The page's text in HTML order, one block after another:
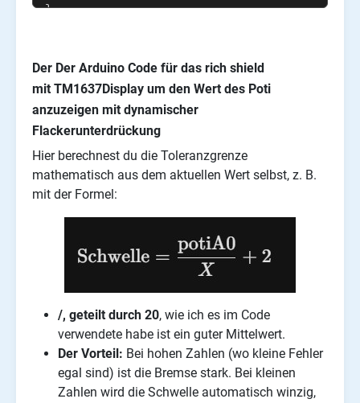
Der Der Arduino Code für das rich shield
mit TM1637Display um den Wert des Poti
anzuzeigen mit dynamischer
Flackerunterdrückung
Hier berechnest du die Toleranzgrenze
mathematisch aus dem aktuellen Wert selbst, z. B.
mit der Formel:
/, geteilt durch 20, wie ich es im Code
verwendete habe ist ein guter Mittelwert.
Der Vorteil: Bei hohen Zahlen (wo kleine Fehler
egal sind) ist die Bremse stark. Bei kleinen
Zahlen wird die Schwelle automatisch winzig,